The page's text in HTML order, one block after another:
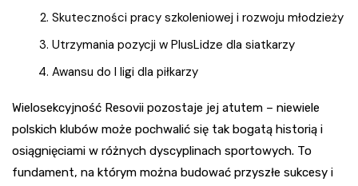
Skuteczności pracy szkoleniowej i rozwoju młodzieży
Utrzymania pozycji w PlusLidze dla siatkarzy
Awansu do I ligi dla piłkarzy
Wielosekcyjność Resovii pozostaje jej atutem – niewiele
polskich klubów może pochwalić się tak bogatą historią i
osiągnięciami w różnych dyscyplinach sportowych. To
fundament, na którym można budować przyszłe sukcesy i